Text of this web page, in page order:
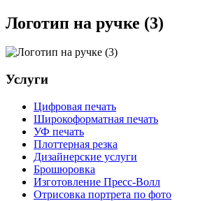
Логотип на ручке (3)
Услуги
Цифровая печать
Широкоформатная печать
УФ печать
Плоттерная резка
Дизайнерские услуги
Брошюровка
Изготовление Пресс-Волл
Отрисовка портрета по фото